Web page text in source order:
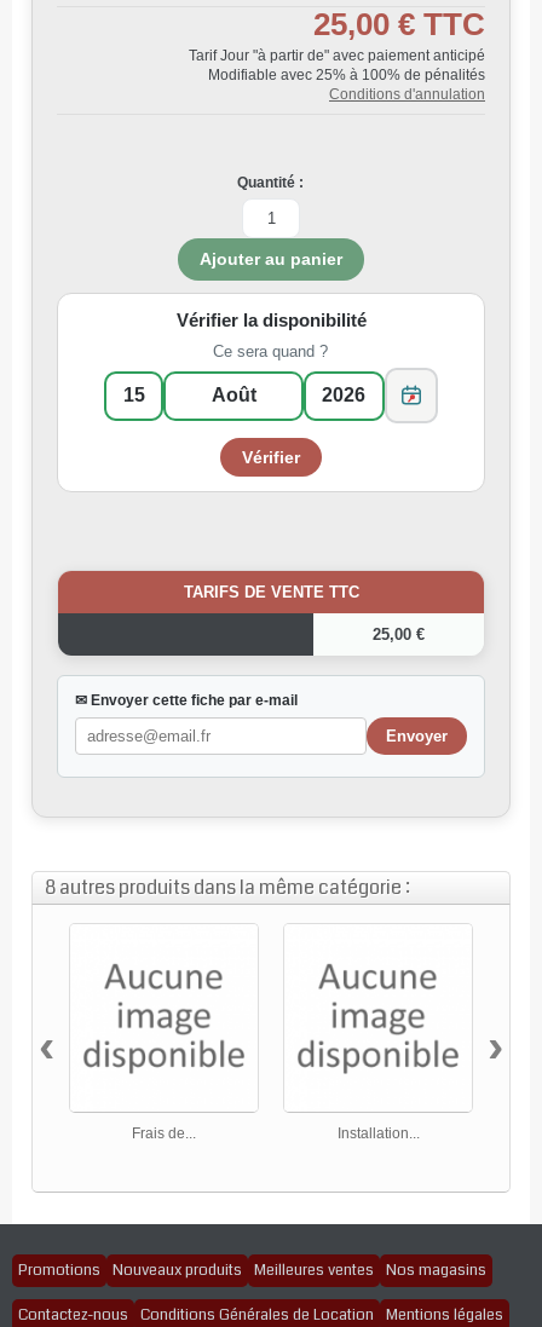
25,00 € TTC
Tarif Jour "à partir de" avec paiement anticipé
Modifiable avec 25% à 100% de pénalités
Conditions d'annulation
Quantité :
Vérifier la disponibilité
Ce sera quand ?
TARIFS DE VENTE TTC
25,00 €
✉ Envoyer cette fiche par e-mail
8 autres produits dans la même catégorie :
Frais de... Installation...
‹ ›
Promotions Nouveaux produits Meilleures ventes Nos magasins
Contactez-nous Conditions Générales de Location Mentions légales